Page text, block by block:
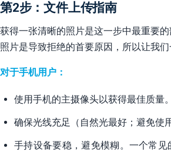
第2步：文件上传指南
获得一张清晰的照片是这一步中最重要
照片是导致拒绝的首要原因，所以让我们
对于手机用户：
使用手机的主摄像头以获得最佳质量。
确保光线充足（自然光最好；避免使
手持设备要稳，避免模糊。一个常